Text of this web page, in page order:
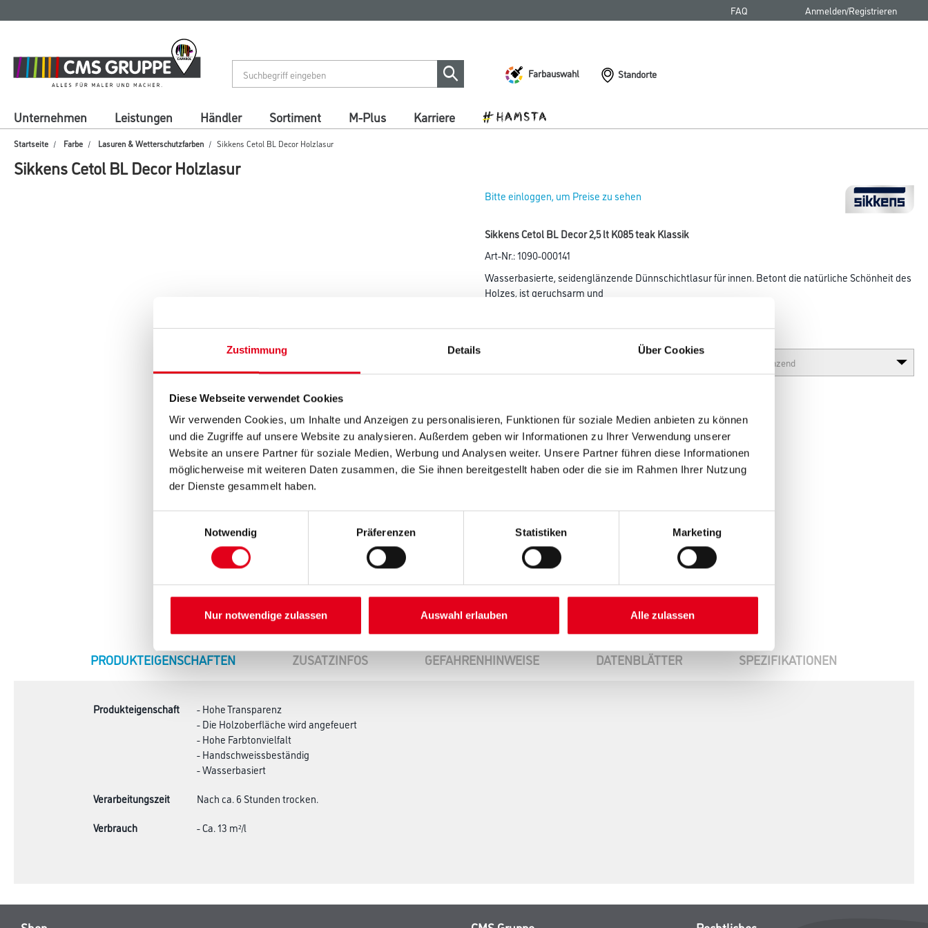
Zustimmung Details Über Cookies
Diese Webseite verwendet Cookies
Wir verwenden Cookies, um Inhalte und Anzeigen zu personalisieren, Funktionen für soziale Medien anbieten zu können
und die Zugriffe auf unsere Website zu analysieren. Außerdem geben wir Informationen zu Ihrer Verwendung unserer
Website an unsere Partner für soziale Medien, Werbung und Analysen weiter. Unsere Partner führen diese Informationen
möglicherweise mit weiteren Daten zusammen, die Sie ihnen bereitgestellt haben oder die sie im Rahmen Ihrer Nutzung
der Dienste gesammelt haben.
Notwendig
Präferenzen Statistiken Marketing
Nur notwendige zulassen Auswahl erlauben Alle zulassen
springen
springen
FAQ Anmelden/Registrieren
Farbauswahl Standorte
Unternehmen Leistungen Händler Sortiment M-Plus Karriere
Startseite Farbe Lasuren & Wetterschutzfarben Sikkens Cetol BL Decor Holzlasur
Sikkens Cetol BL Decor Holzlasur
Bitte einloggen, um Preise zu sehen
Sikkens Cetol BL Decor 2,5 lt K085 teak Klassik
Art-Nr.:1090-000141
Wasserbasierte, seidenglänzende Dünnschichtlasur für innen. Betont die natürliche Schönheit des
Holzes, ist geruchsarm und
Umrechnungsfaktoren
Zur Farbauswahl für Ihren
Wunschfarbton
CURRENT
PRODUKTEIGENSCHAFTEN ZUSATZINFOS GEFAHRENHINWEISE DATENBLÄTTER SPEZIFIKATIONEN
Produkteigenschaft
- Hohe Transparenz
- Die Holzoberfläche wird angefeuert
- Hohe Farbtonvielfalt
- Handschweissbeständig
- Wasserbasiert
Verarbeitungszeit
Nach ca. 6 Stunden trocken.
Verbrauch
- Ca. 13 m²/l